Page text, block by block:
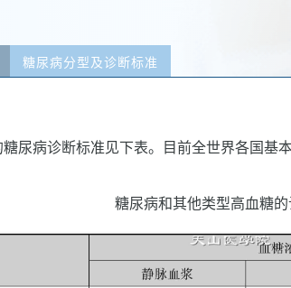
糖尿病分型及诊断标准
尿病诊断标准见下表。目前全世界各国基
糖尿病和其他类型高血糖